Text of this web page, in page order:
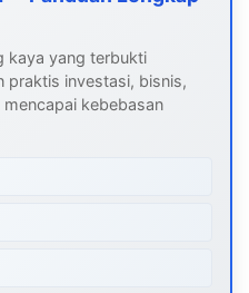
kaya yang terbukti
praktis investasi, bisnis,
kebebasan